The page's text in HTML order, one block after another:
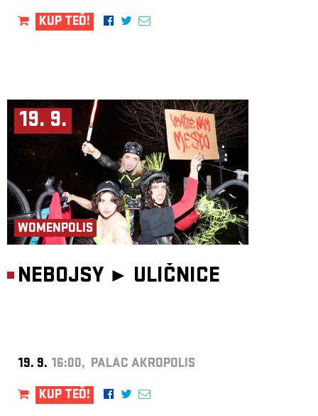
KUP TEĎ!
19. 9.
WOMENPOLIS
NEBOJSY ► ULIČNICE
19. 9. 16:00, PALÁC AKROPOLIS
KUP TEĎ!